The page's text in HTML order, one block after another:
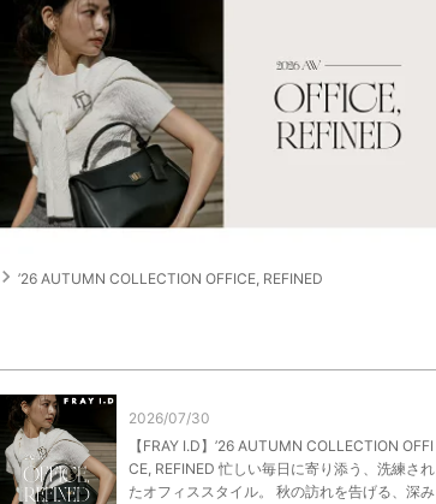
navigate_next ’26 AUTUMN COLLECTION OFFICE, REFINED
2026/07/30
【FRAY I.D】’26 AUTUMN COLLECTION OFFI
CE, REFINED 忙しい毎日に寄り添う、洗練され
たオフィススタイル。 秋の訪れを告げる、深み